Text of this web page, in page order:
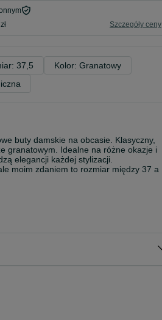
Szczegóły ceny
37,5
Kolor: Granatowy
buty damskie na obcasie. Klasyczny,
granatowym. Idealne na różne okazje i
elegancji każdej stylizacji.
moim zdaniem to rozmiar między 37 a